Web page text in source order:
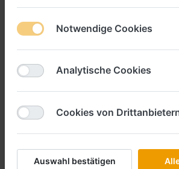
Wiking
Wiking Oktober 2025
Notwendige Cookies
Analytische Cookies
Cookies von
Auswahl bestätigen